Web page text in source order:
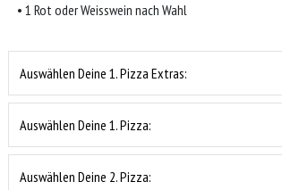
• 1 Rot oder Weisswein nach Wahl
Auswählen Deine 1. Pizza Extras:
Auswählen Deine 1. Pizza:
Auswählen Deine 2. Pizza: